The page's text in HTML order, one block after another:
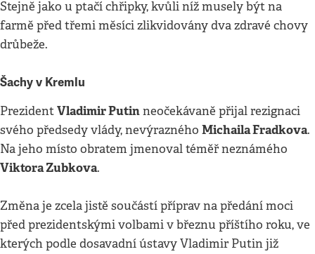
Stejně jako u ptačí chřipky, kvůli níž musely být na
farmě před třemi měsíci zlikvidovány dva zdravé chovy
drůbeže.
Šachy v Kremlu
PrezidentVladimir Putinneočekávaně přijal rezignaci
svého předsedy vlády, nevýrazného Michaila Fradkova.
Na jeho místo obratem jmenoval téměř neznámého
Viktora Zubkova.
Změna je zcela jistě součástí příprav na předání moci
před prezidentskými volbami v březnu příštího roku, ve
kterých podle dosavadní ústavy Vladimir Putin již